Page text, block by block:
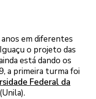
em diferentes
o projeto das
está dando os
a primeira turma foi
Federal da
(Unila).